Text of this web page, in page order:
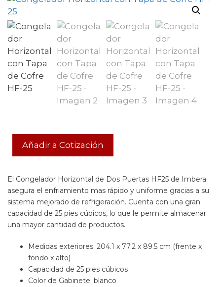
Añadir a Cotización
El Congelador Horizontal de Dos Puertas HF25 de Imbera
asegura el enfriamiento mas rápido y uniforme gracias a su
sistema mejorado de refrigeración. Cuenta con una gran
capacidad de 25 pies cúbicos, lo que le permite almacenar
una mayor cantidad de productos.
Medidas exteriores: 204.1 x 77.2 x 89.5 cm (frente x
fondo x alto)
Capacidad de 25 pies cúbicos
Color de Gabinete: blanco